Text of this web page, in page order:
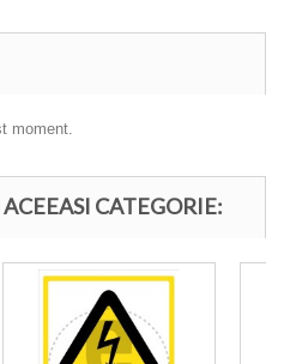
moment.
CATEGORIE: